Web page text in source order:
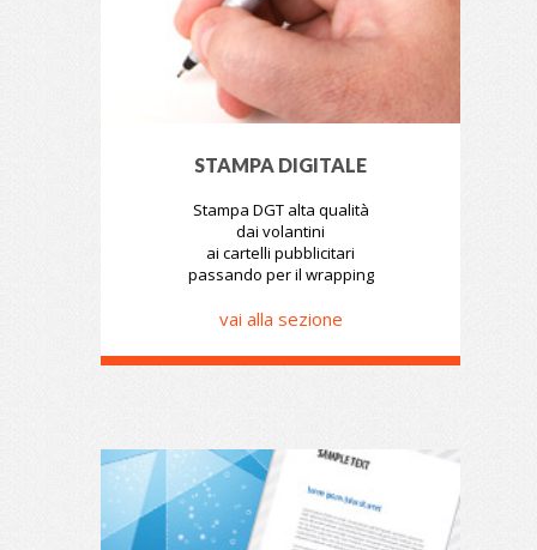
STAMPA DIGITALE
Stampa DGT alta qualità
dai volantini
ai cartelli pubblicitari
passando per il wrapping
vai alla sezione